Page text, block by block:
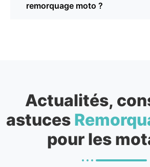
remorquage moto ?
Actualités,
astuces
pour les